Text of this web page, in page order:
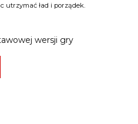
utrzymać ład i porządek.
wersji gry